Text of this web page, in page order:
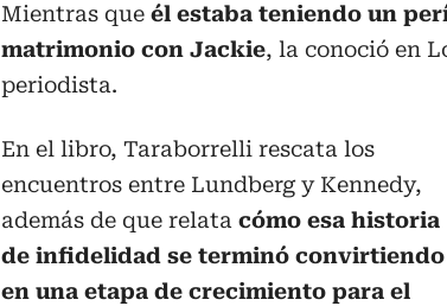
Mientras que él estaba teniendo un
matrimonio con Jackie, la conoció en
periodista.
En el libro, Taraborrelli rescata los
encuentros entre Lundberg y Kennedy,
además de que relata cómo esa historia
de infidelidad se terminó convirtiendo
en una etapa de crecimiento para el